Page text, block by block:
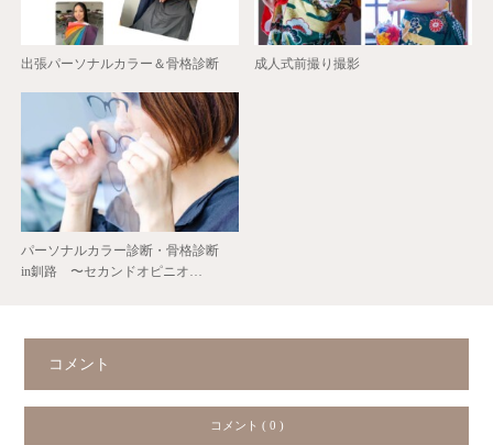
出張パーソナルカラー＆骨格診断 成人式前撮り撮影
パーソナルカラー診断・骨格診断
in釧路 〜セカンドオピニオ…
コメント
コメント ( 0 )